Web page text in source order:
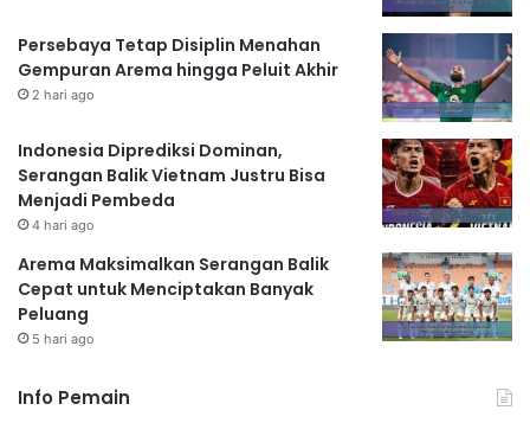
Persebaya Tetap Disiplin Menahan
Gempuran Arema hingga Peluit Akhir
2 hari ago
Indonesia Diprediksi Dominan,
Serangan Balik Vietnam Justru Bisa
Menjadi Pembeda
4 hari ago
Arema Maksimalkan Serangan Balik
Cepat untuk Menciptakan Banyak
Peluang
5 hari ago
Info Pemain